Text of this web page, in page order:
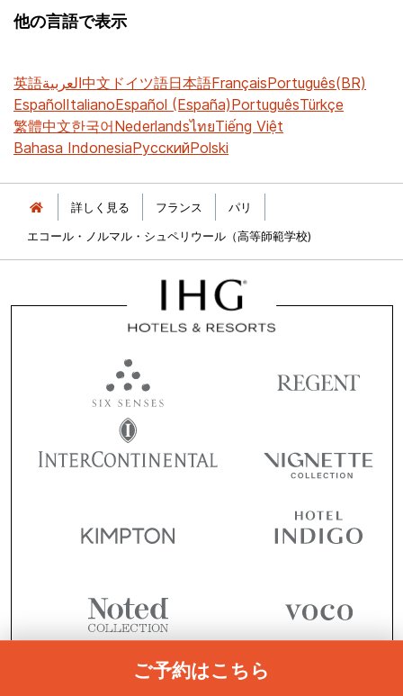
ご予約はこちら
他の言語で表示
英語العربية中文 ドイツ語日本語FrançaisPortuguês(BR)
EspañolItalianoEspañol (España)PortuguêsTürkçe
繁體中文한국어NederlandsไทยTiếng Việt
Bahasa IndonesiaРусскийPolski
詳しく見る フランス
パリ
エコール・ノルマル・シュペリウール（高等師範学校)